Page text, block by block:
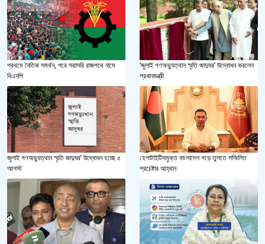
প্রথমে নৈতিক সমর্থন, পরে সরাসরি রাজপথে নামে
বিএনপি
‘জুলাই গণঅভ্যুত্থান স্মৃতি জাদুঘর’ উদ্বোধন করলেন
প্রধানমন্ত্রী
জুলাই গণঅভ্যুত্থান স্মৃতি জাদুঘর’ উদ্বোধন হচ্ছে ৫
আগস্ট
হেপাটাইটিসমুক্ত বাংলাদেশ গড়ে তুলতে সম্মিলিত
প্রচেষ্টার আহ্বান